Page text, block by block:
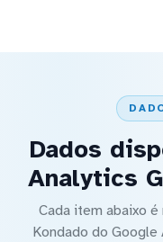
Dados
Analytics
Cada item abaixo
Kondado do